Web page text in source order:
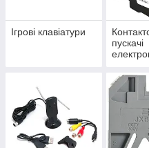
Ігрові клавіатури
пускачі